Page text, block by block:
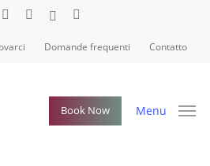
instagramwhatsapp
tiktok email
Domande frequenti Contatto
Book Now Menu
Close